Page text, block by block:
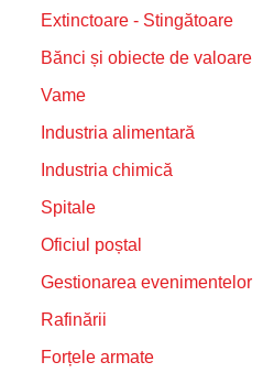
Extinctoare - Stingătoare
Bănci și obiecte de valoare
Vame
Industria alimentară
Industria chimică
Spitale
Oficiul poștal
Gestionarea evenimentelor
Rafinării
Forțele armate